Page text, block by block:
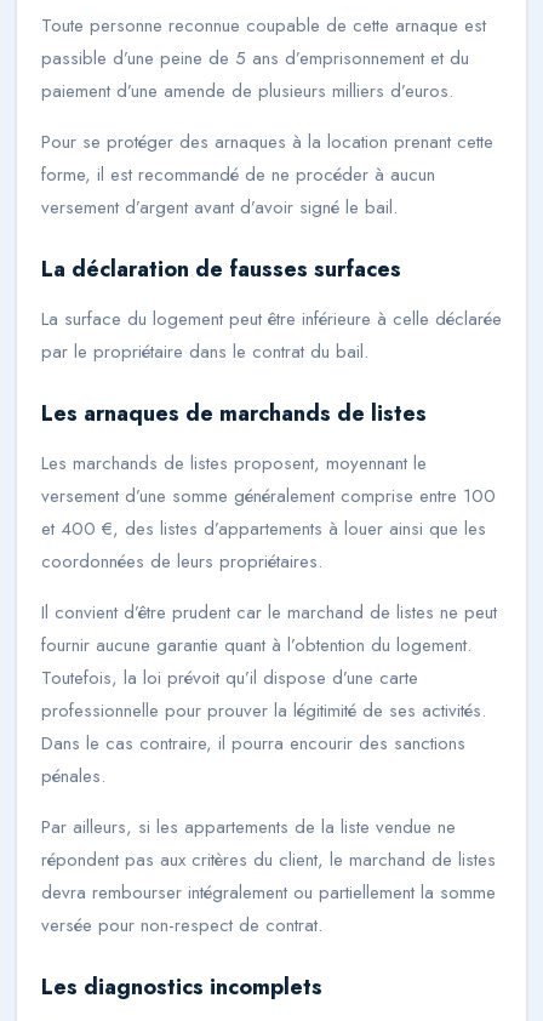
Toute personne reconnue coupable de cette arnaque est
passible d’une peine de 5 ans d’emprisonnement et du
paiement d’une amende de plusieurs milliers d’euros.
Pour se protéger des arnaques à la location prenant cette
forme, il est recommandé de ne procéder à aucun
versement d’argent avant d’avoir signé le bail.
La déclaration de fausses surfaces
La surface du logement peut être inférieure à celle déclarée
par le propriétaire dans le contrat du bail.
Les arnaques de marchands de listes
Les marchands de listes proposent, moyennant le
versement d’une somme généralement comprise entre 100
et 400 €, des listes d’appartements à louer ainsi que les
coordonnées de leurs propriétaires.
Il convient d’être prudent car le marchand de listes ne peut
fournir aucune garantie quant à l’obtention du logement.
Toutefois, la loi prévoit qu’il dispose d’une carte
professionnelle pour prouver la légitimité de ses activités.
Dans le cas contraire, il pourra encourir des sanctions
pénales.
Par ailleurs, si les appartements de la liste vendue ne
répondent pas aux critères du client, le marchand de listes
devra rembourser intégralement ou partiellement la somme
versée pour non-respect de contrat.
Les diagnostics incomplets